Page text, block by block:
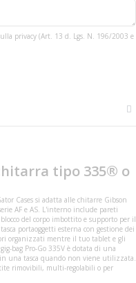
privacy (Art. 13 d. Lgs. N. 196/2003 e
tipo 335® o
Cases si adatta alle chitarre Gibson
AF e AS. L'interno include pareti
del corpo imbottito e supporto per il
portaoggetti esterna con gestione dei
organizzati mentre il tuo tablet e gli
bag Pro-Go 335V è dotata di una
una tasca quando non viene utilizzata.
rimovibili, multi-regolabili o per